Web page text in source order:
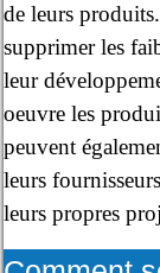
de leurs
supprimer les
leur
oeuvre les
peuvent
leurs
leurs propres